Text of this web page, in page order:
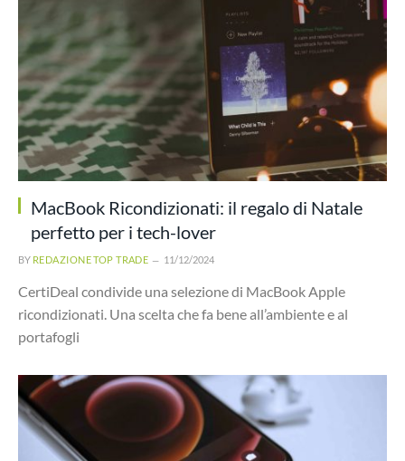
MacBook Ricondizionati: il regalo di Natale
perfetto per i tech-lover
BY REDAZIONE TOP TRADE 11/12/2024
CertiDeal condivide una selezione di MacBook Apple
ricondizionati. Una scelta che fa bene all’ambiente e al
portafogli